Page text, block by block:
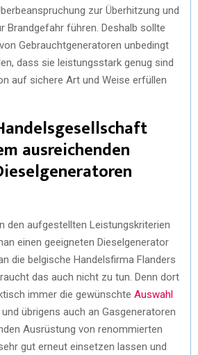
zur Überhitzung und
Brandgefahr führen. Deshalb sollte
Gebrauchtgeneratoren unbedingt
dass sie leistungsstark genug sind
auf sichere Art und Weise erfüllen
ausreichenden
den aufgestellten Leistungskriterien
einen geeigneten Dieselgenerator
die belgische Handelsfirma Flanders
das auch nicht zu tun. Denn dort
immer die gewünschte Auswahl
und übrigens auch an Gasgeneratoren
Ausrüstung von renommierten
gut erneut einsetzen lassen und